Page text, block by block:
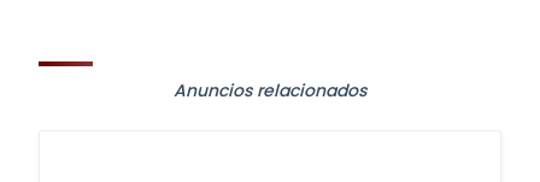
Anuncios relacionados